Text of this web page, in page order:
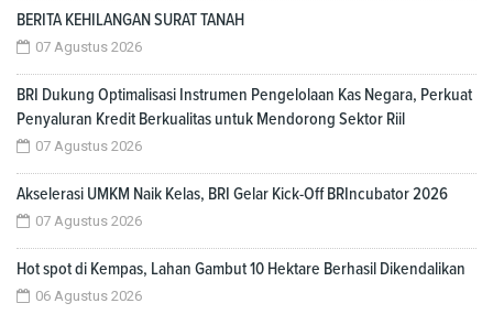
BERITA KEHILANGAN SURAT TANAH
07 Agustus 2026
BRI Dukung Optimalisasi Instrumen Pengelolaan Kas Negara, Perkuat
Penyaluran Kredit Berkualitas untuk Mendorong Sektor Riil
07 Agustus 2026
Akselerasi UMKM Naik Kelas, BRI Gelar Kick-Off BRIncubator 2026
07 Agustus 2026
Hot spot di Kempas, Lahan Gambut 10 Hektare Berhasil Dikendalikan
06 Agustus 2026